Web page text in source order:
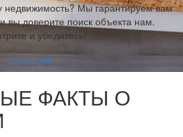
недвижимость? Мы гарантируем вам
вы доверите поиск объекта нам.
и убедитесь!
Больше
ФАКТЫ О